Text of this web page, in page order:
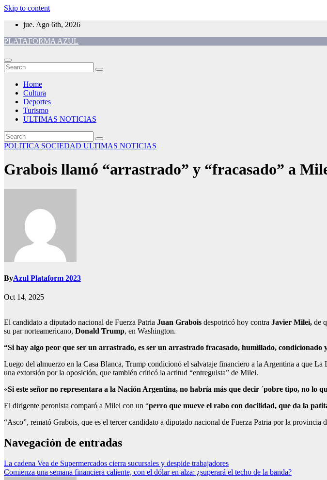
Skip to content
jue. Ago 6th, 2026
PLATAFORMA AZUL
Home
Cultura
Deportes
Turismo
ULTIMAS NOTICIAS
POLITICA SOCIEDAD ULTIMAS NOTICIAS
Grabois llamó “arrastrado” y “fracasado” a
ByAzul Plataform 2023
Oct 14, 2025
El candidato a diputado nacional de Fuerza Patria Juan Grabois despotricó hoy contra Javier Milei, de
su par norteamericano, Donald Trump, en Washington.
“Si hay algo peor que ser un arrastrado, es ser un arrastrado fracasado, humillado, condicionado
Luego del almuerzo en la Casa Blanca, Trump condicionó el salvataje financiero a la Argentina a que
una extorsión por la oposición, que también criticó la actitud “entreguista” de Milei.
«Si este señor no representara a la Nación Argentina, no habría más que decir ´pobre tipo, no lo
El dirigente peronista comparó a Milei con un “perro que mueve el rabo con docilidad, que da la
“Asco”, remató Grabois, que es el tercer candidato a diputado nacional de Fuerza Patria por la provincia
Navegación de entradas
La cadena Vea de Supermercados cierra sucursales y despide trabajadores
Comienza una semana financiera caliente, con el dólar en alza: ¿superará el techo de la banda?